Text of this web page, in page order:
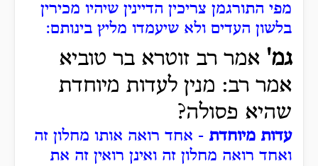
מפי התורגמן צריכין הדיינין שיהיו מכירין
בלשון העדים ולא שיעמדו מליץ בינותם:
גמ' אמר רב זוטרא בר טוביא
אמר רב: מנין לעדות מיוחדת
שהיא פסולה?
עדות מיוחדת - אחד רואה אותו מחלון זה
ואחד רואה מחלון זה ואינן רואין זה את